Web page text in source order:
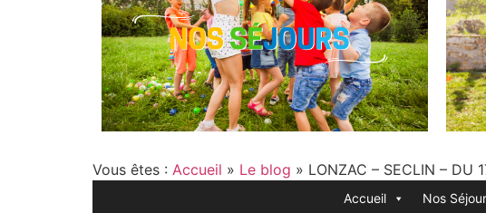
Vous êtes : Accueil » Le blog » LONZAC – SECLIN – DU
Accueil Nos